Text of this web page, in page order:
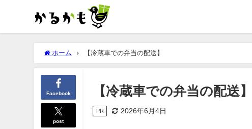
ホーム 【冷蔵車での弁当の配送】
Facebook
post
【冷蔵車での弁当の配送】
PR 2026年6月4日